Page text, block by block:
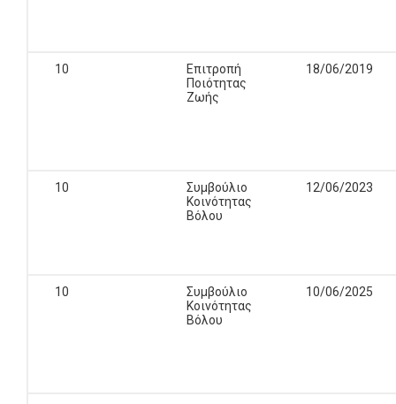
10
Επιτροπή
Ποιότητας
Ζωής
18/06/2019
10
Συμβούλιο
Κοινότητας
Βόλου
12/06/2023
10
Συμβούλιο
Κοινότητας
Βόλου
10/06/2025